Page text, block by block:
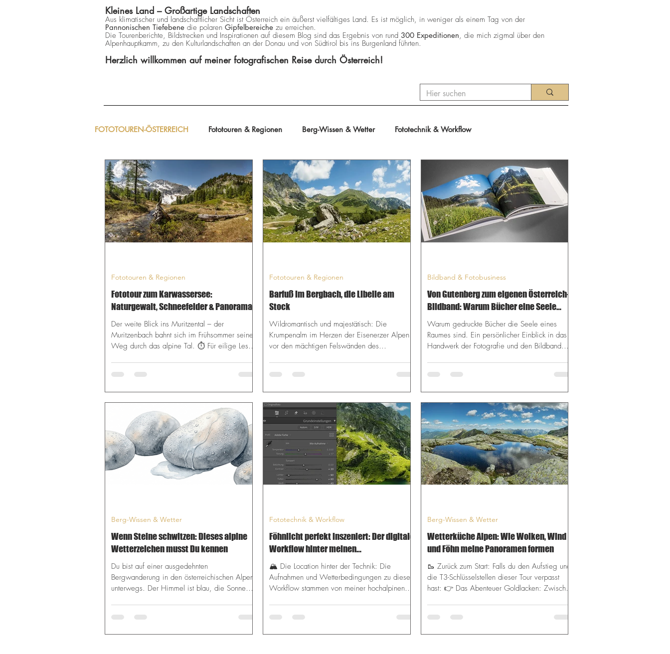
Kleines Land – Großartige Landschaften
Aus klimatischer und landschaftlicher Sicht ist Österreich ein äußerst vielfältiges Land. Es ist möglich, in weniger als einem Tag von der
Pannonischen Tiefebene die polaren Gipfelbereiche zu erreichen.
Die Tourenberichte, Bildstrecken und Inspirationen auf diesem Blog sind das Ergebnis von rund 300 Expeditionen, die mich zigmal über den
Alpenhauptkamm, zu den Kulturlandschaften an der Donau und von Südtirol bis ins Burgenland führten.
Herzlich willkommen auf meiner fotografischen Reise durch Österreich!
FOTOTOUREN-ÖSTERREICH Fototouren & Regionen Berg-Wissen & Wetter Fototechnik & Workflow
Bildband & Fotobusiness Fotospots & Locations Foto-Journal / Magazin
Fototour zum Karwassersee:
Naturgewalt, Schneefelder & Panorama-
Technik
Der weite Blick ins Muritzental – der
Muritzenbach bahnt sich im Frühsommer seinen
Weg durch das alpine Tal. ⏱️ Für eilige Leser:
und spiegelnde Karseen im verlassenen
Zederhaustal. Anforderung: Schwer (Kondition,
Trittsicherheit, Orientierungssinn abseits
markierter Pfade). Fotografisches Highlight:
Die Dynamik des schäumenden Muritzenbachs
im Panoramabild festhalten. Wichtigster
Ausrüstu
Fototouren & Regionen
Barfuß im Bergbach, die Libelle am
Stock
Wildromantisch und majestätisch: Die
Krumpenalm im Herzen der Eisenerzer Alpen
vor den mächtigen Felswänden des
Fotoabenteuer für die ganze Familie entlang
rauschender Bäche, einem spektakulären
Wasserfall und einem geheimnisvollen
Alpensee. Anforderung: Leichte bis
mittelschwere Familienwanderung. Kondition
für ca. 500 Höhenmeter im Aufstieg
erforderlich; Trittsicherheit auf kurz
Fototouren & Regionen
Von Gutenberg zum eigenen Österreich-
Bildband: Warum Bücher eine Seele
haben
Warum gedruckte Bücher die Seele eines
Raumes sind. Ein persönlicher Einblick in das
Handwerk der Fotografie und den Bildband
Bildband & Fotobusiness
Wenn Steine schwitzen: Dieses alpine
Wetterzeichen musst Du kennen
Du bist auf einer ausgedehnten
Bergwanderung in den österreichischen Alpen
unterwegs. Der Himmel ist blau, die Sonne
am Wegrand wirken dunkel, feucht und
glänzen im Licht. Es sieht fast so aus, als ob
Berg-Wissen & Wetter
Föhnlicht perfekt inszeniert: Der digitale
Workflow hinter meinen
Landschaftsaufnahmen
🏔️ Die Location hinter der Technik: Die
Aufnahmen und Wetterbedingungen zu diesem
Workflow stammen von meiner hochalpinen
Zwischen alpiner Realität und fotografischem
Glück 👉 Zur Wetterkunde: Wetterküche
Fototechnik & Workflow
Wetterküche Alpen: Wie Wolken, Wind
und Föhn meine Panoramen formen
🥾 Zurück zum Start: Falls du den Aufstieg und
die T3-Schlüsselstellen dieser Tour verpasst
hast: 👉 Das Abenteuer Goldlacken: Zwischen
trocken zu Ende ging, verdanke ich einer
genauen Beobachtung der alpinen
Berg-Wissen & Wetter